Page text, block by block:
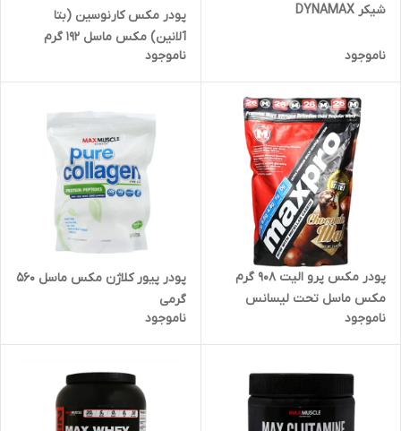
شیکر DYNAMAX
ناموجود
پودر مکس کارنوسین (بتا
آلانین) مکس ماسل 192 گرم
ناموجود
پودر مکس پرو الیت 908 گرم
مکس ماسل تحت لیسانس
آمریکا
ناموجود
پودر پیور کلاژن مکس ماسل 560
گرمی
ناموجود